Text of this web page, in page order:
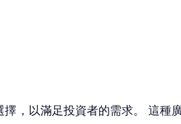
，以滿足投資者的需求。 這